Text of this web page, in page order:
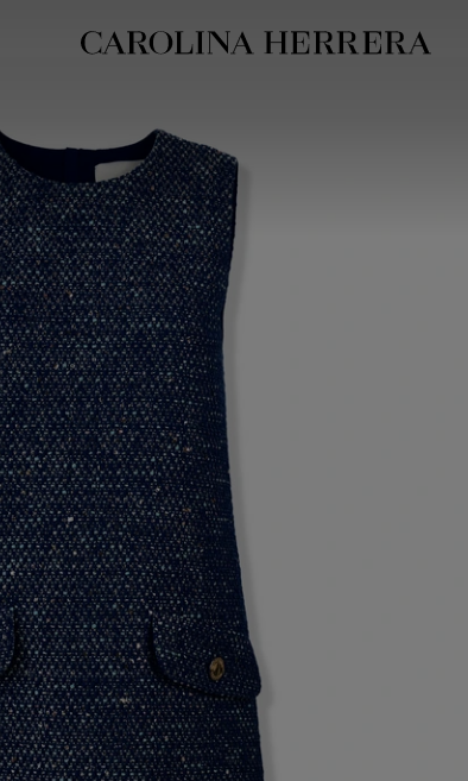
بيان إمكانية الوصول (الرابط)